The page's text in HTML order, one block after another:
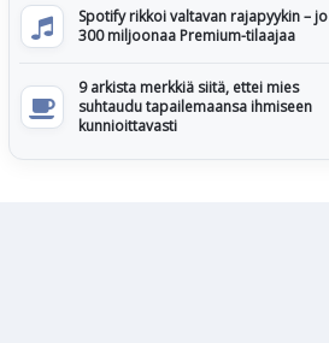
Spotify rikkoi valtavan rajapyykin – jo
300 miljoonaa Premium-tilaajaa
9 arkista merkkiä siitä, ettei mies
suhtaudu tapailemaansa ihmiseen
kunnioittavasti